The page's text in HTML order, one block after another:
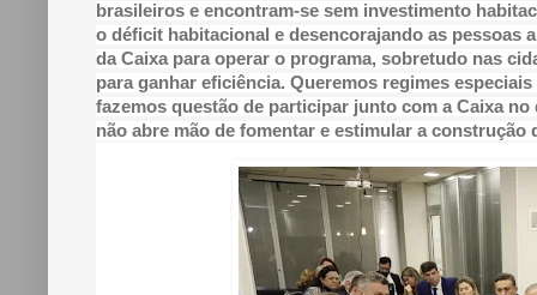
brasileiros e encontram-se sem investimento
o déficit habitacional e desencorajando as pessoas
da Caixa para operar o programa, sobretudo nas
para ganhar eficiência. Queremos regimes
fazemos questão de participar junto com a Caixa
não abre mão de fomentar e estimular a